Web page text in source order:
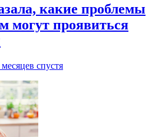
какие проблемы
могут проявиться
месяцев спустя